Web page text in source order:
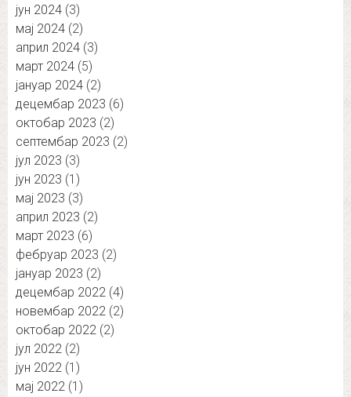
јун 2024 (3)
мај 2024 (2)
април 2024 (3)
март 2024 (5)
јануар 2024 (2)
децембар 2023 (6)
октобар 2023 (2)
септембар 2023 (2)
јул 2023 (3)
јун 2023 (1)
мај 2023 (3)
април 2023 (2)
март 2023 (6)
фебруар 2023 (2)
јануар 2023 (2)
децембар 2022 (4)
новембар 2022 (2)
октобар 2022 (2)
јул 2022 (2)
јун 2022 (1)
мај 2022 (1)